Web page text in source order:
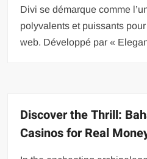
Divi se démarque comme
polyvalents et puissants
web. Développé par «
Discover the Thrill:
Casinos for Real